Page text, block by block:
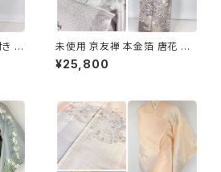
訪
ル
未使用 京友禅 本金箔 唐花 訪
問着 袷 正絹 紫 グレー 白 1165
¥25,800